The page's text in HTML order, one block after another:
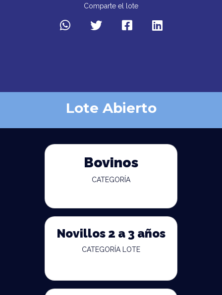
Comparte el lote
Lote Abierto
Bovinos
CATEGORÍA
Novillos 2 a 3 años
CATEGORÍA LOTE